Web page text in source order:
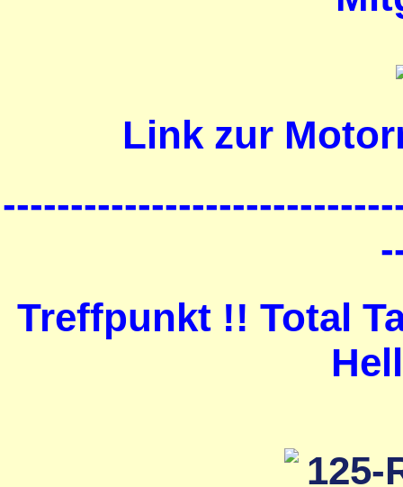
Link zur
Treffpunkt !! Total